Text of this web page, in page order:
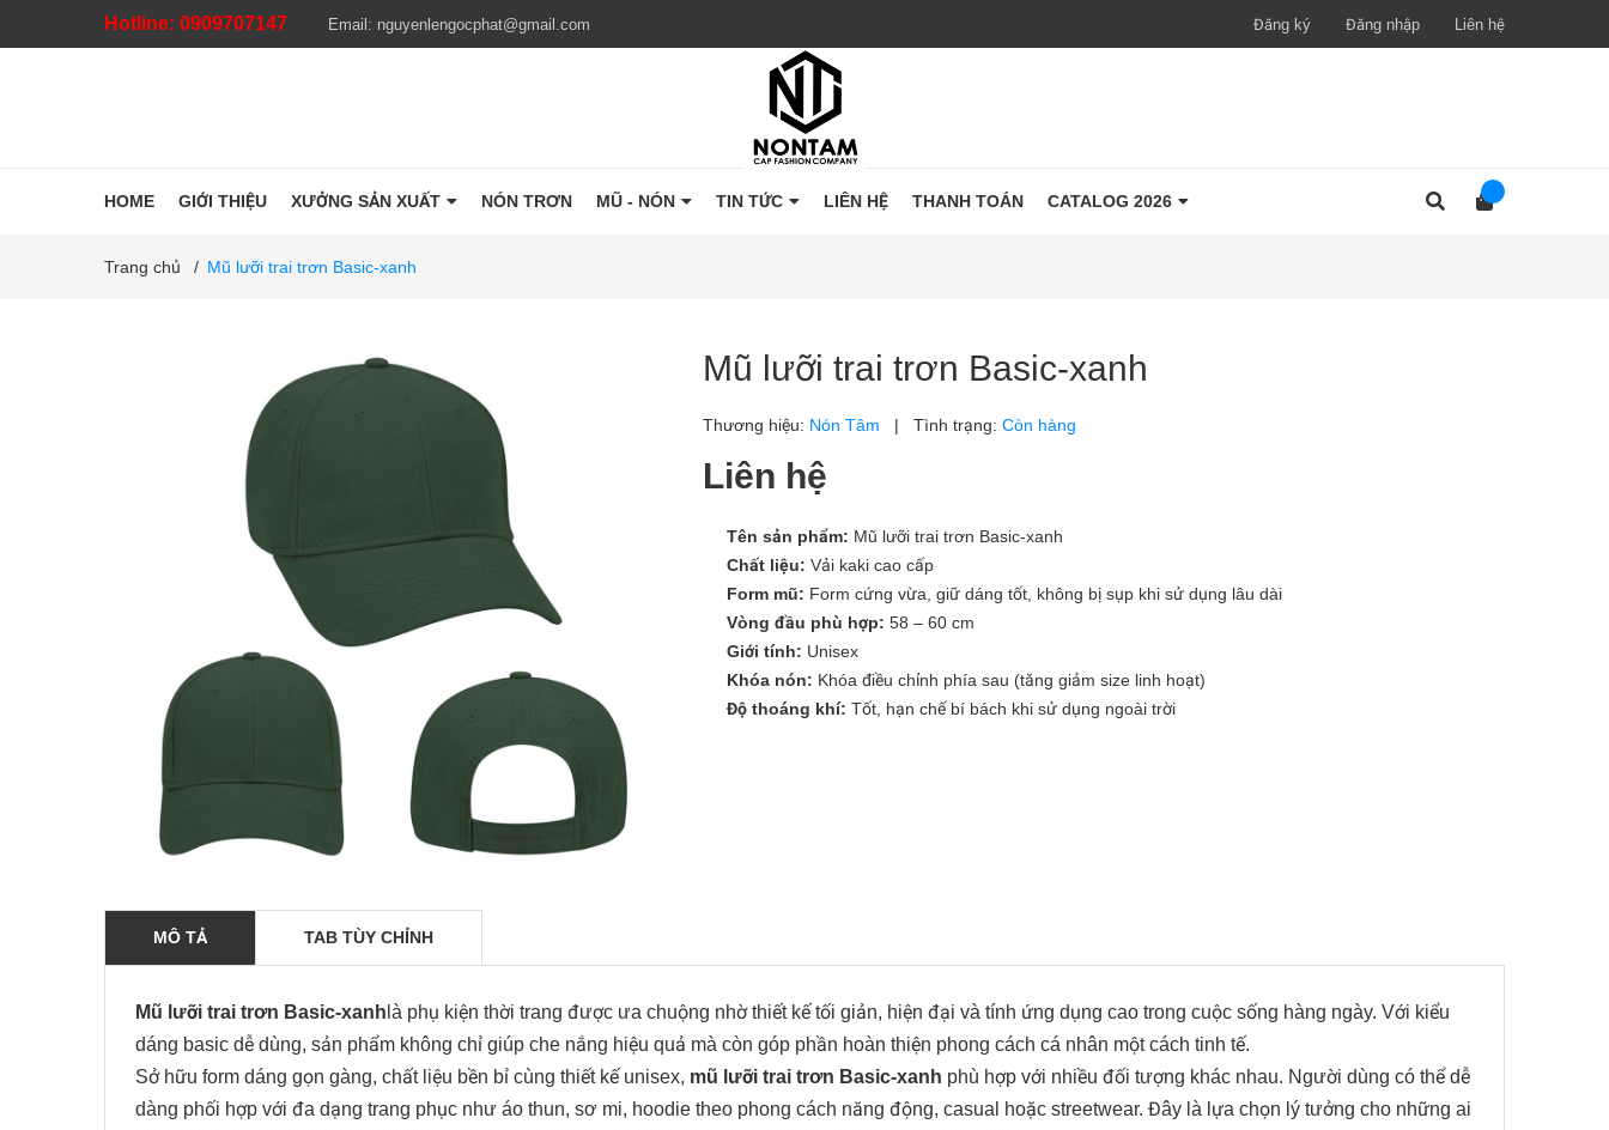
Hotline: 0909707147 Email: nguyenlengocphat@gmail.com Đăng ký Đăng nhập Liên hệ
HOME GIỚI THIỆU XƯỞNG SẢN XUẤT NÓN TRƠN MŨ - NÓN TIN TỨC LIÊN HỆ THANH TOÁN CATALOG 2026
Trang chủ / Mũ lưỡi trai trơn Basic-xanh
Mũ lưỡi trai trơn Basic-xanh
Thương hiệu: Nón Tâm | Tình trạng: Còn hàng
Liên hệ
Tên sản phẩm: Mũ lưỡi trai trơn Basic-xanh
Chất liệu: Vải kaki cao cấp
Form mũ: Form cứng vừa, giữ dáng tốt, không bị sụp khi sử dụng lâu dài
Vòng đầu phù hợp: 58 – 60 cm
Giới tính: Unisex
Khóa nón: Khóa điều chỉnh phía sau (tăng giảm size linh hoạt)
Độ thoáng khí: Tốt, hạn chế bí bách khi sử dụng ngoài trời
MÔ TẢ TAB TÙY CHỈNH
Mũ lưỡi trai trơn Basic-xanh là phụ kiện thời trang được ưa chuộng nhờ thiết kế tối giản, hiện đại và tính ứng dụng cao trong cuộc sống hàng ngày. Với kiểu
dáng basic dễ dùng, sản phẩm không chỉ giúp che nắng hiệu quả mà còn góp phần hoàn thiện phong cách cá nhân một cách tinh tế.
Sở hữu form dáng gọn gàng, chất liệu bền bỉ cùng thiết kế unisex, mũ lưỡi trai trơn Basic-xanh phù hợp với nhiều đối tượng khác nhau. Người dùng có thể dễ
dàng phối hợp với đa dạng trang phục như áo thun, sơ mi, hoodie theo phong cách năng động, casual hoặc streetwear. Đây là lựa chọn lý tưởng cho những ai